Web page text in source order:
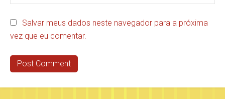
Salvar meus dados neste navegador para a próxima
vez que eu comentar.